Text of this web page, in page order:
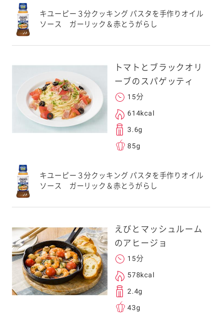
キユーピー３分クッキング パスタを手作りオイル
ソース ガーリック＆赤とうがらし
トマトとブラックオリ
ーブのスパゲッティ
15分
614kcal
3.6g
85g
キユーピー３分クッキング パスタを手作りオイル
ソース ガーリック＆赤とうがらし
えびとマッシュルーム
のアヒージョ
15分
578kcal
2.4g
43g